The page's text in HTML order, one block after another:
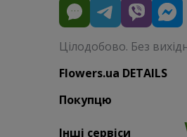
Цілодобово. Без
Flowers.ua DETAILS
Покупцю
Інші сервіси